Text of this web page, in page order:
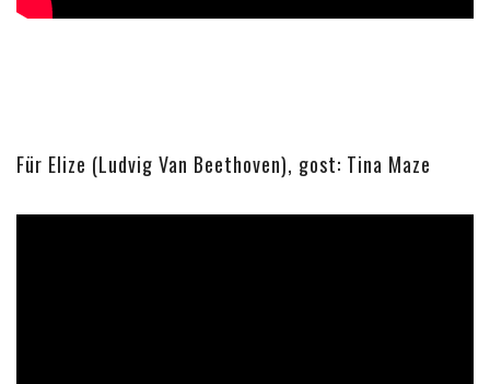
Für Elize (Ludvig Van Beethoven), gost: Tina Maze